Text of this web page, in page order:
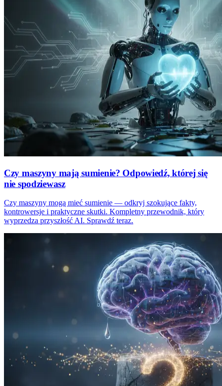
Czy maszyny mają sumienie? Odpowiedź, której się
nie spodziewasz
Czy maszyny mogą mieć sumienie — odkryj szokujące fakty,
kontrowersje i praktyczne skutki. Kompletny przewodnik, który
wyprzedza przyszłość AI. Sprawdź teraz.